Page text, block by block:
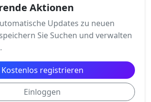
Aktionen
Updates zu neuen
Sie Suchen und verwalten
Kostenlos registrieren
Einloggen